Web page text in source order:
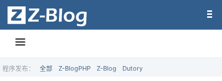
程序发布： 全部 Z-BlogPHP Z-Blog Dutory